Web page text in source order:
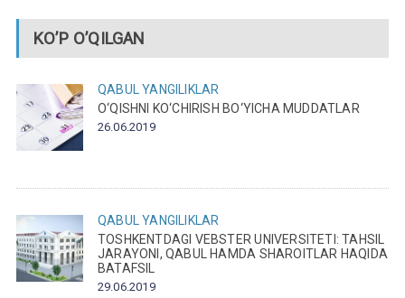
KO’P O’QILGAN
QABUL
YANGILIKLAR
O‘QISHNI KO‘CHIRISH BO‘YICHA MUDDATLAR
26.06.2019
QABUL
YANGILIKLAR
TOSHKENTDAGI VEBSTER UNIVERSITETI: TAHSIL
JARAYONI, QABUL HAMDA SHAROITLAR HAQIDA
BATAFSIL
29.06.2019